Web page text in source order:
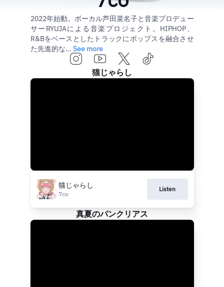
2022年始動。ボーカル芦田菜名子と音楽プロデュー
サーRYUJAによる音楽プロジェクト。HIPHOP、
R&Bをベースとしたトラックにポップスを融合させ
た先進的な... See more
猫じゃらし
猫じゃらし
7co
Listen
真夏のパンクリアス